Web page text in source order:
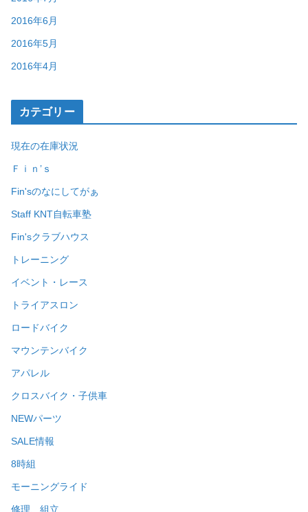
2016年6月
2016年5月
2016年4月
カテゴリー
現在の在庫状況
Ｆｉｎ’ｓ
Fin'sのなにしてがぁ
Staff KNT自転車塾
Fin'sクラブハウス
トレーニング
イベント・レース
トライアスロン
ロードバイク
マウンテンバイク
アパレル
クロスバイク・子供車
NEWパーツ
SALE情報
8時組
モーニングライド
修理、組立